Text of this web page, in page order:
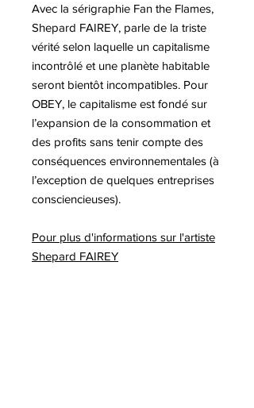
Avec la sérigraphie Fan the Flames,
Shepard FAIREY, parle de la triste
vérité selon laquelle un capitalisme
incontrôlé et une planète habitable
seront bientôt incompatibles. Pour
OBEY, le capitalisme est fondé sur
l’expansion de la consommation et
des profits sans tenir compte des
conséquences environnementales (à
l’exception de quelques entreprises
consciencieuses).
Pour plus d'informations sur l'artiste
Shepard FAIREY